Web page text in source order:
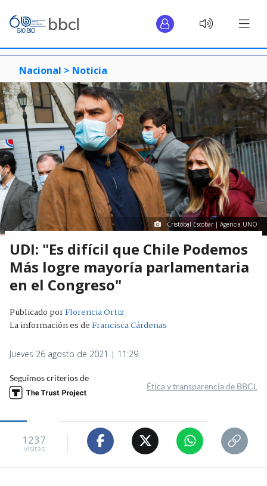
Nacional > Noticia
Cristóbal Escobar | Agencia UNO
UDI: "Es difícil que Chile Podemos
Más logre mayoría parlamentaria
en el Congreso"
Publicado porFlorencia Ortiz
La información es deFrancisca Cárdenas
Jueves 26 agosto de 2021 | 11:29
Seguimos criterios de
Ética y transparencia de BBCL
1237
visitas